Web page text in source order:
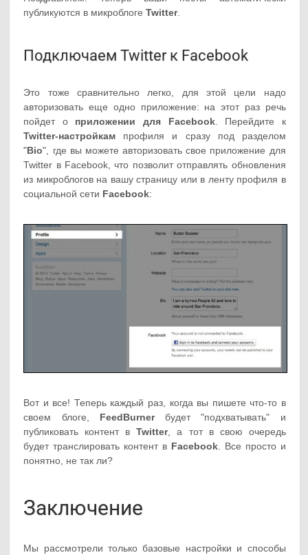
публикуются в микроблогеTwitter.
Подключаем Twitter к Facebook
Это тоже сравнительно легко, для этой цели надо
авторизовать еще одно приложение: на этот раз речь
пойдет о приложении для Facebook. Перейдите к
Twitter-настройкам профиля и сразу под разделом
"Bio", где вы можете авторизовать свое приложение для
Twitter в Facebook, что позволит отправлять обновления
из микроблогов на вашу страницу или в ленту профиля в
социальной сети Facebook:
Вот и все! Теперь каждый раз, когда вы пишете что-то в
своем блоге, FeedBurnerбудет "подхватывать" и
публиковать контент вTwitter, а тот в свою очередь
будет транслировать контент в Facebook. Все просто и
понятно, не так ли?
Заключение
Мы рассмотрели только базовые настройки и способы